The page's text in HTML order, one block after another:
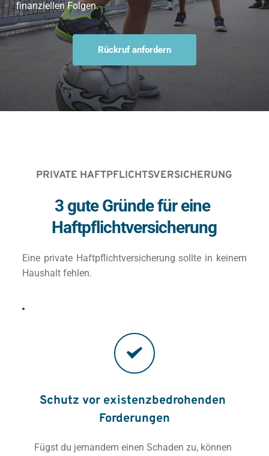
finanziellen Folgen.
Rückruf anfordern
PRIVATE HAFTPFLICHTSVERSICHERUNG
3 gute Gründe für eine
Haftpflichtversicherung
Eine private Haftpflichtversicherung sollte in keinem
Haushalt fehlen.
Schutz vor existenzbedrohenden
Forderungen
Fügst du jemandem einen Schaden zu, können